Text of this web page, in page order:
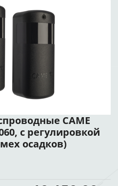
CAME
с регулировкой
осадков)